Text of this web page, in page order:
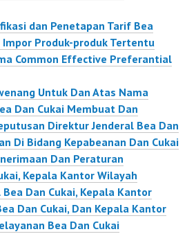
dan Penetapan Tarif Bea
Impor Produk-produk Tertentu
Common Effective Preferantial
Untuk Dan Atas Nama
Dan Cukai Membuat Dan
Direktur Jenderal Bea Dan
Di Bidang Kepabeanan Dan Cukai
Dan Peraturan
Kepala Kantor Wilayah
Dan Cukai, Kepala Kantor
Dan Cukai, Dan Kepala Kantor
Bea Dan Cukai